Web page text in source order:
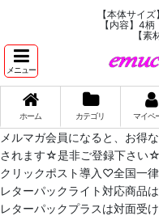
【本体サイ
【内容】4
【
メニュー
ホーム カテゴリ マイペ
メルマガ会員になると、お得
されます☆是非ご登録下さい☆
クリックポスト導入♡全国一
レターパックライト対応商品
レターパックプラスは対面受